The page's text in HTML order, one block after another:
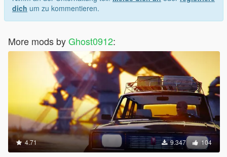
dich um zu kommentieren.
More mods byGhost0912:
4.71 9.347 104